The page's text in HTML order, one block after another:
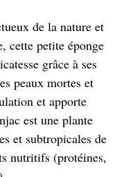
de la nature et
cette petite éponge
grâce à ses
peaux mortes et
et apporte
est une plante
et subtropicales de
nutritifs (protéines,